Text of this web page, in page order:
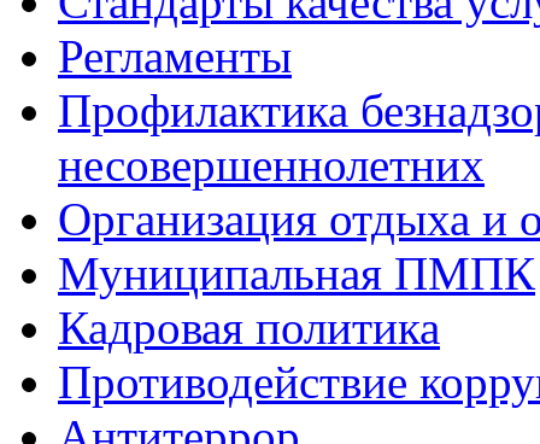
Регламенты
Профилактика
несовершеннолетних
Организация отдыха и
Муниципальная ПМПК
Кадровая политика
Противодействие